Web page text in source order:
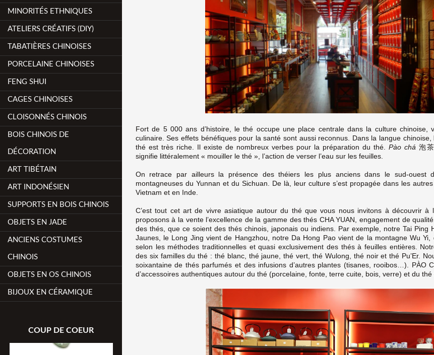
MINORITÉS ETHNIQUES
ATELIERS CRÉATIFS (DIY)
TABATIÈRES CHINOISES
PORCELAINE CHINOISES
FENG SHUI
CAGES CHINOISES
CLOISONNÉS CHINOIS
BOIS CHINOIS DE
DÉCORATION
ART TIBÉTAIN
ART INDONÉSIEN
SUPPORTS EN BOIS CHINOIS
OBJETS EN JADE
ANCIENS COSTUMES
CHINOIS
OBJETS EN OS CHINOIS
BIJOUX EN CÉRAMIQUE
COUP DE COEUR
Fort de 5 000 ans d’histoire, le thé occupe une place centrale dans la culture chinoise,
culinaire. Ses effets bénéfiques pour la santé sont aussi reconnus. Dans la langue
thé est très riche. Il existe de nombreux verbes pour la préparation du thé. Pào chá 泡
signifie littéralement « mouiller le thé », l’action de verser l’eau sur les feuilles.
On retrace par ailleurs la présence des théiers les plus anciens dans le sud-ouest
montagneuses du Yunnan et du Sichuan. De là, leur culture s’est propagée dans les
Vietnam et en Inde.
C’est tout cet art de vivre asiatique autour du thé que vous nous invitons à découvrir à
proposons à la vente l’excellence de la gamme des thés CHA YUAN, engagement de
des thés, que ce soient des thés chinois, japonais ou indiens. Par exemple, notre Tai Ping
Jaunes, le Long Jing vient de Hangzhou, notre Da Hong Pao vient de la montagne Wu
selon les méthodes traditionnelles et quasi exclusivement des thés à feuilles entières.
des six familles du thé : thé blanc, thé jaune, thé vert, thé Wulong, thé noir et thé Pu’Er.
soixantaine de thés parfumés et des infusions d’autres plantes (tisanes, rooibos…). PÀO
d’accessoires authentiques autour du thé (porcelaine, fonte, terre cuite, bois, verre) et du thé